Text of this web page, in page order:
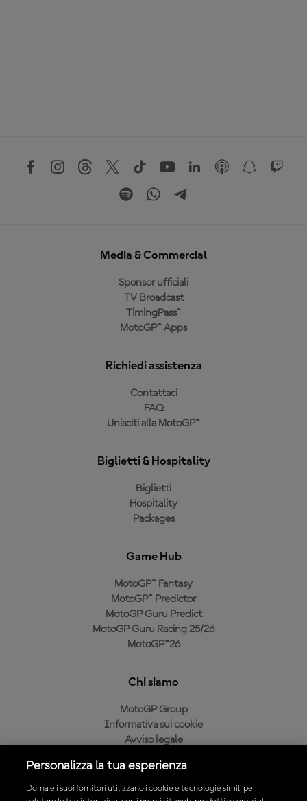
Media & Commercial
Sponsor ufficiali
TV Broadcast
TimingPass™
MotoGP™ Apps
Richiedi assistenza
Contattaci
FAQ
Unisciti alla MotoGP™
Biglietti & Hospitality
Biglietti
Hospitality
Packages
Game Hub
MotoGP™ Fantasy
MotoGP™ Predictor
MotoGP Guru Predict
MotoGP Guru Racing 25/26
MotoGP™26
Chi siamo
MotoGP Group
Informativa sui cookie
Avviso legale
Condizioni di acquisto
Personalizza la tua esperienza
Dorna e i suoi fornitori utilizzano i cookie e tecnologie simili per